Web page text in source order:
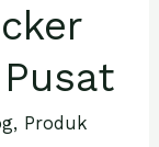
, Produk